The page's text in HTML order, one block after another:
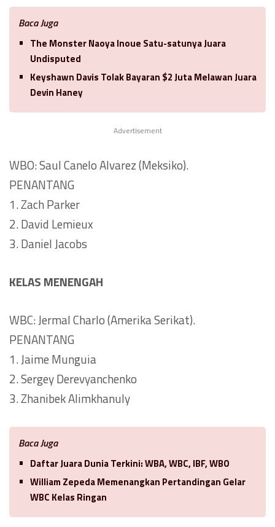
Baca Juga
The Monster Naoya Inoue Satu-satunya Juara
Undisputed
Keyshawn Davis Tolak Bayaran $2 Juta Melawan Juara
Devin Haney
Advertisement
WBO: Saul Canelo Alvarez (Meksiko).
PENANTANG
1. Zach Parker
2. David Lemieux
3. Daniel Jacobs
KELAS MENENGAH
WBC: Jermal Charlo (Amerika Serikat).
PENANTANG
1. Jaime Munguia
2. Sergey Derevyanchenko
3. Zhanibek Alimkhanuly
Baca Juga
Daftar Juara Dunia Terkini: WBA, WBC, IBF, WBO
William Zepeda Memenangkan Pertandingan Gelar
WBC Kelas Ringan